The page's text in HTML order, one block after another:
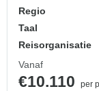
Regio
Taal
Reisorganisatie
Vanaf
€10.110
per